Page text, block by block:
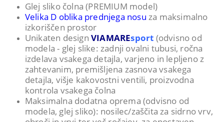
Glej sliko čolna (PREMIUM model)
Velika D oblika prednjega nosu za maksimalno
izkoriščen prostor
Unikaten design VIAMAREsport (odvisno od
modela - glej slike: zadnji ovalni tubusi, ročna
izdelava vsakega detajla, varjeno in lepljeno z
zahtevanim, premišljena zasnova vsakega
detajla, višje kakovostni ventili, proizvodna
kontrola vsakega čolna
Maksimalna dodatna oprema (odvisno od
modela, glej sliko): nosilec/zaščita za sidrno vrv,